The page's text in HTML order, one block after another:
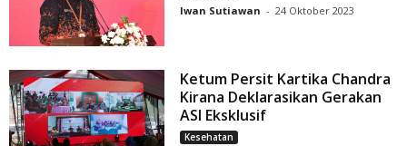
Iwan Sutiawan - 24 Oktober 2023
Ketum Persit Kartika Chandra
Kirana Deklarasikan Gerakan
ASI Eksklusif
Kesehatan